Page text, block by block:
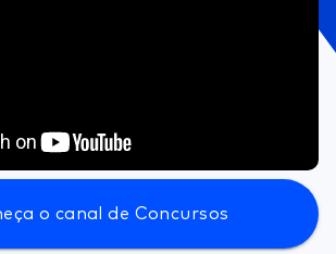
o canal de Concursos